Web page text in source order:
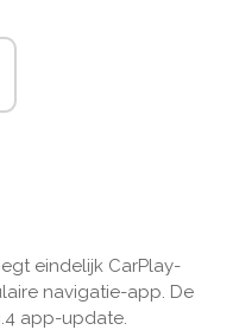
eindelijk CarPlay-
navigatie-app. De
app-update.